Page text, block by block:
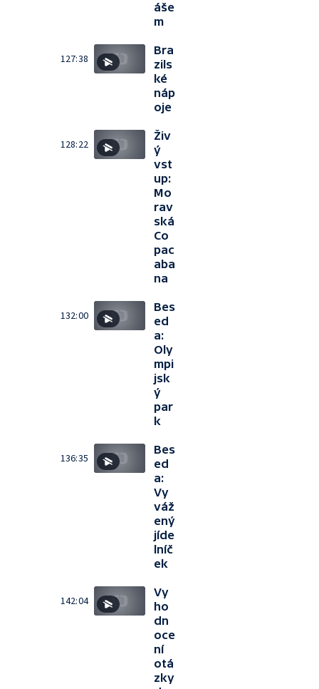
áše
m
127:38
Bra
zils
ké
náp
oje
128:22
Živ
ý
vst
up:
Mo
rav
ská
Co
pac
aba
na
132:00
Bes
ed
a:
Oly
mpi
jsk
ý
par
k
136:35
Bes
ed
a:
Vy
váž
ený
jíde
lníč
ek
142:04
Vy
ho
dn
oce
ní
otá
zky